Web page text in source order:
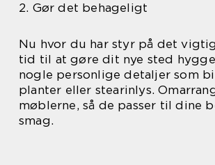
2. Gør det behageligt
Nu hvor du har styr på det
tid til at gøre dit nye sted
nogle personlige detaljer som
planter eller stearinlys.
møblerne, så de passer til dine
smag.